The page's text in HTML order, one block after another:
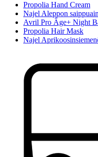
Propolia Hand Cream
Najel Aleppon
Avril Pro Âge+ Night
Propolia Hair Mask
Najel